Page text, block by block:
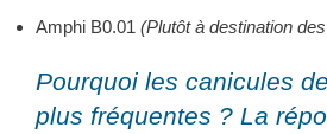
Amphi B0.01 (Plutôt à destination
Pourquoi les canicules
plus fréquentes ? La